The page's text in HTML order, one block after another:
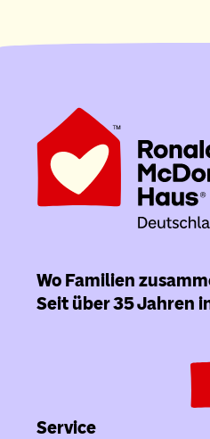
Wo Familien
Seit über 35 Jahren
Service